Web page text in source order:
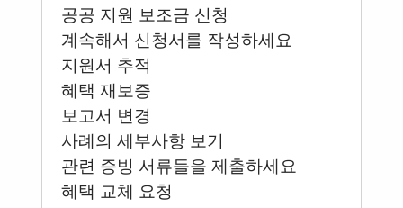
공공 지원 보조금 신청
계속해서 신청서를 작성하세요
지원서 추적
혜택 재보증
보고서 변경
사례의 세부사항 보기
관련 증빙 서류들을 제출하세요
혜택 교체 요청